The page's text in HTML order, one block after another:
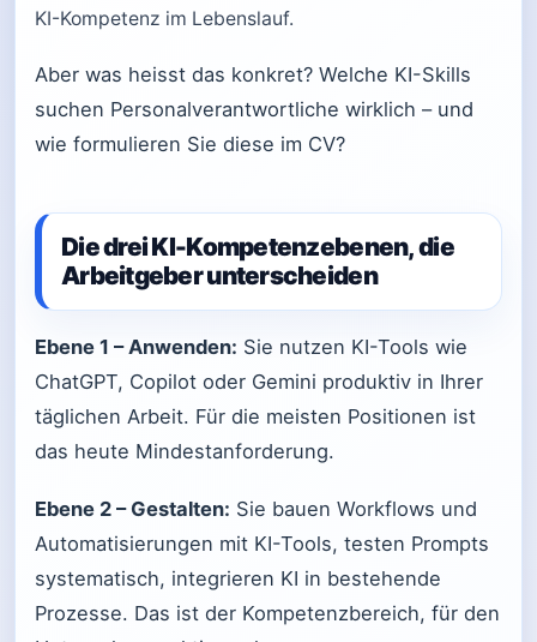
KI-Kompetenz im Lebenslauf.
Aber was heisst das konkret? Welche KI-Skills
suchen Personalverantwortliche wirklich – und
wie formulieren Sie diese im CV?
Die drei KI-Kompetenzebenen, die
Arbeitgeber unterscheiden
Ebene 1 – Anwenden: Sie nutzen KI-Tools wie
ChatGPT, Copilot oder Gemini produktiv in Ihrer
täglichen Arbeit. Für die meisten Positionen ist
das heute Mindestanforderung.
Ebene 2 – Gestalten: Sie bauen Workflows und
Automatisierungen mit KI-Tools, testen Prompts
systematisch, integrieren KI in bestehende
Prozesse. Das ist der Kompetenzbereich, für den